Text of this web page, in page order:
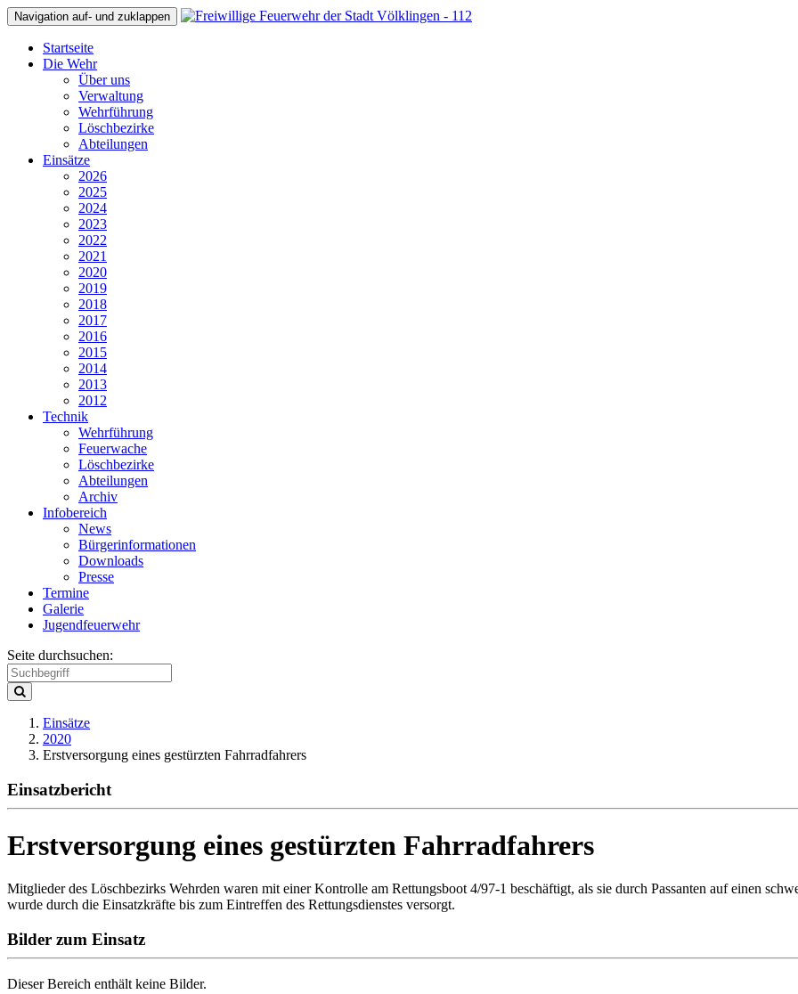
Navigation auf- und zuklappen
Startseite
Die Wehr
Über uns
Verwaltung
Wehrführung
Löschbezirke
Abteilungen
Einsätze
2026
2025
2024
2023
2022
2021
2020
2019
2018
2017
2016
2015
2014
2013
2012
Technik
Wehrführung
Feuerwache
Löschbezirke
Abteilungen
Archiv
Infobereich
News
Bürgerinformationen
Downloads
Presse
Termine
Galerie
Jugendfeuerwehr
Seite durchsuchen:
Einsätze
2020
Erstversorgung eines gestürzten Fahrradfahrers
Einsatzbericht
Erstversorgung eines gestürzten Fahrradfahrers
Mitglieder des Löschbezirks Wehrden waren mit einer Kontrolle am Rettungsboot 4/97-1 beschäftigt, als sie durch Passanten auf einen
wurde durch die Einsatzkräfte bis zum Eintreffen des Rettungsdienstes versorgt.
Bilder zum Einsatz
Dieser Bereich enthält keine Bilder.